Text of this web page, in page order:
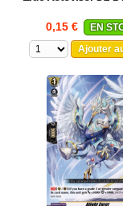
0,15 €
EN
Ajouter